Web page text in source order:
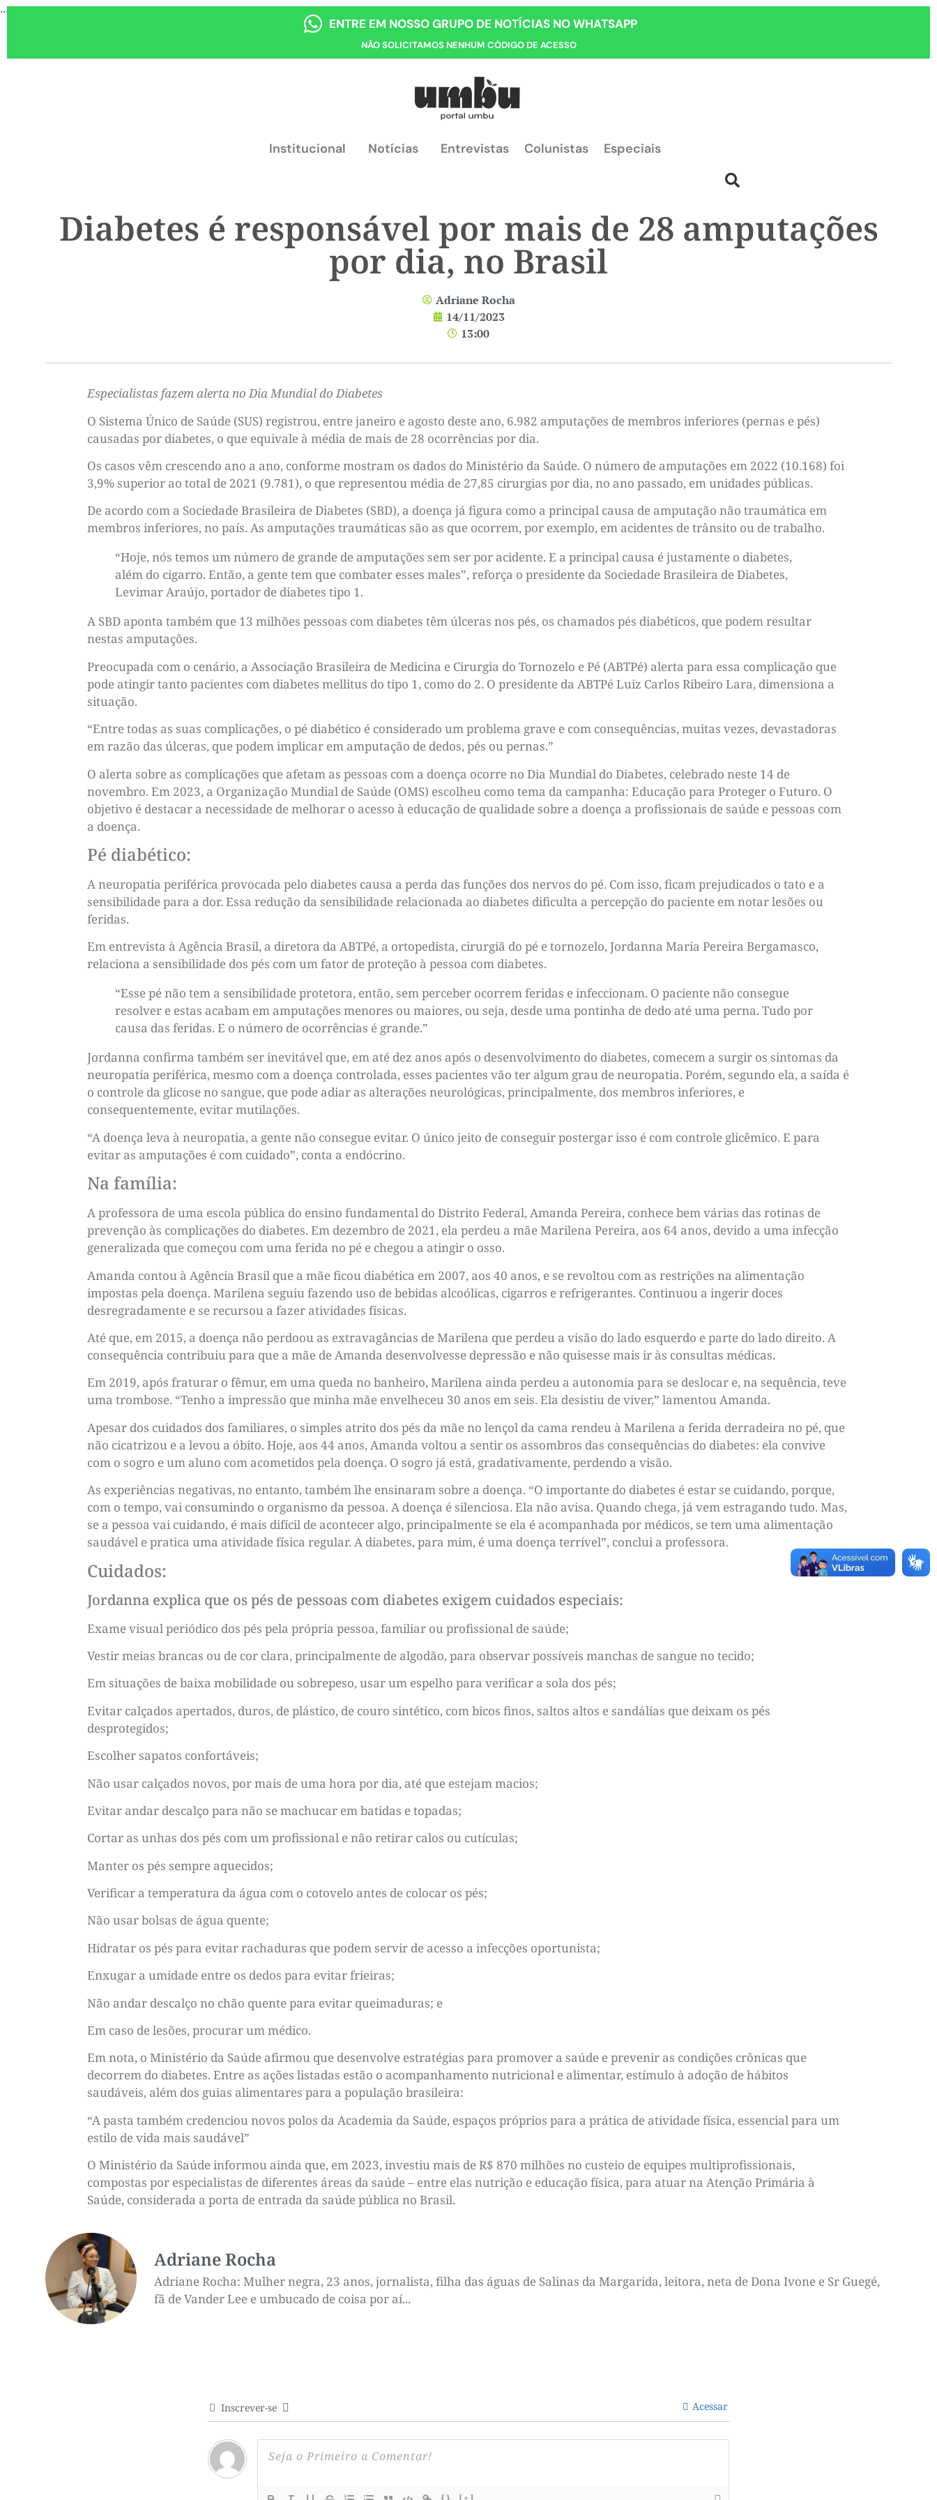
...
ENTRE EM NOSSO GRUPO DE NOTÍCIAS NO WHATSAPP
NÃO SOLICITAMOS NENHUM CÓDIGO DE ACESSO
Institucional Notícias Entrevistas Colunistas Especiais
Diabetes é responsável por mais de 28 amputações
por dia, no Brasil
Adriane Rocha
14/11/2023
13:00
Especialistas fazem alerta no Dia Mundial do Diabetes
O Sistema Único de Saúde (SUS) registrou, entre janeiro e agosto deste ano, 6.982 amputações de membros inferiores (pernas e pés)
causadas por diabetes, o que equivale à média de mais de 28 ocorrências por dia.
Os casos vêm crescendo ano a ano, conforme mostram os dados do Ministério da Saúde. O número de amputações em 2022 (10.168) foi
3,9% superior ao total de 2021 (9.781), o que representou média de 27,85 cirurgias por dia, no ano passado, em unidades públicas.
De acordo com a Sociedade Brasileira de Diabetes (SBD), a doença já figura como a principal causa de amputação não traumática em
membros inferiores, no país. As amputações traumáticas são as que ocorrem, por exemplo, em acidentes de trânsito ou de trabalho.
“Hoje, nós temos um número de grande de amputações sem ser por acidente. E a principal causa é justamente o diabetes,
além do cigarro. Então, a gente tem que combater esses males”, reforça o presidente da Sociedade Brasileira de Diabetes,
Levimar Araújo, portador de diabetes tipo 1.
A SBD aponta também que 13 milhões pessoas com diabetes têm úlceras nos pés, os chamados pés diabéticos, que podem resultar
nestas amputações.
Preocupada com o cenário, a Associação Brasileira de Medicina e Cirurgia do Tornozelo e Pé (ABTPé) alerta para essa complicação que
pode atingir tanto pacientes com diabetes mellitus do tipo 1, como do 2. O presidente da ABTPé Luiz Carlos Ribeiro Lara, dimensiona a
situação.
“Entre todas as suas complicações, o pé diabético é considerado um problema grave e com consequências, muitas vezes, devastadoras
em razão das úlceras, que podem implicar em amputação de dedos, pés ou pernas.”
O alerta sobre as complicações que afetam as pessoas com a doença ocorre no Dia Mundial do Diabetes, celebrado neste 14 de
novembro. Em 2023, a Organização Mundial de Saúde (OMS) escolheu como tema da campanha: Educação para Proteger o Futuro. O
objetivo é destacar a necessidade de melhorar o acesso à educação de qualidade sobre a doença a profissionais de saúde e pessoas com
a doença.
Pé diabético:
A neuropatia periférica provocada pelo diabetes causa a perda das funções dos nervos do pé. Com isso, ficam prejudicados o tato e a
sensibilidade para a dor. Essa redução da sensibilidade relacionada ao diabetes dificulta a percepção do paciente em notar lesões ou
feridas.
Em entrevista à Agência Brasil, a diretora da ABTPé, a ortopedista, cirurgiã do pé e tornozelo, Jordanna Maria Pereira Bergamasco,
relaciona a sensibilidade dos pés com um fator de proteção à pessoa com diabetes.
“Esse pé não tem a sensibilidade protetora, então, sem perceber ocorrem feridas e infeccionam. O paciente não consegue
resolver e estas acabam em amputações menores ou maiores, ou seja, desde uma pontinha de dedo até uma perna. Tudo por
causa das feridas. E o número de ocorrências é grande.”
Jordanna confirma também ser inevitável que, em até dez anos após o desenvolvimento do diabetes, comecem a surgir os sintomas da
neuropatia periférica, mesmo com a doença controlada, esses pacientes vão ter algum grau de neuropatia. Porém, segundo ela, a saída é
o controle da glicose no sangue, que pode adiar as alterações neurológicas, principalmente, dos membros inferiores, e
consequentemente, evitar mutilações.
“A doença leva à neuropatia, a gente não consegue evitar. O único jeito de conseguir postergar isso é com controle glicêmico. E para
evitar as amputações é com cuidado”, conta a endócrino.
Na família:
A professora de uma escola pública do ensino fundamental do Distrito Federal, Amanda Pereira, conhece bem várias das rotinas de
prevenção às complicações do diabetes. Em dezembro de 2021, ela perdeu a mãe Marilena Pereira, aos 64 anos, devido a uma infecção
generalizada que começou com uma ferida no pé e chegou a atingir o osso.
Amanda contou à Agência Brasil que a mãe ficou diabética em 2007, aos 40 anos, e se revoltou com as restrições na alimentação
impostas pela doença. Marilena seguiu fazendo uso de bebidas alcoólicas, cigarros e refrigerantes. Continuou a ingerir doces
desregradamente e se recursou a fazer atividades físicas.
Até que, em 2015, a doença não perdoou as extravagâncias de Marilena que perdeu a visão do lado esquerdo e parte do lado direito. A
consequência contribuiu para que a mãe de Amanda desenvolvesse depressão e não quisesse mais ir às consultas médicas.
Em 2019, após fraturar o fêmur, em uma queda no banheiro, Marilena ainda perdeu a autonomia para se deslocar e, na sequência, teve
uma trombose. “Tenho a impressão que minha mãe envelheceu 30 anos em seis. Ela desistiu de viver,” lamentou Amanda.
Apesar dos cuidados dos familiares, o simples atrito dos pés da mãe no lençol da cama rendeu à Marilena a ferida derradeira no pé, que
não cicatrizou e a levou a óbito. Hoje, aos 44 anos, Amanda voltou a sentir os assombros das consequências do diabetes: ela convive
com o sogro e um aluno com acometidos pela doença. O sogro já está, gradativamente, perdendo a visão.
As experiências negativas, no entanto, também lhe ensinaram sobre a doença. “O importante do diabetes é estar se cuidando, porque,
com o tempo, vai consumindo o organismo da pessoa. A doença é silenciosa. Ela não avisa. Quando chega, já vem estragando tudo. Mas,
se a pessoa vai cuidando, é mais difícil de acontecer algo, principalmente se ela é acompanhada por médicos, se tem uma alimentação
saudável e pratica uma atividade física regular. A diabetes, para mim, é uma doença terrível”, conclui a professora.
Cuidados:
Jordanna explica que os pés de pessoas com diabetes exigem cuidados especiais:
Exame visual periódico dos pés pela própria pessoa, familiar ou profissional de saúde;
Vestir meias brancas ou de cor clara, principalmente de algodão, para observar possíveis manchas de sangue no tecido;
Em situações de baixa mobilidade ou sobrepeso, usar um espelho para verificar a sola dos pés;
Evitar calçados apertados, duros, de plástico, de couro sintético, com bicos finos, saltos altos e sandálias que deixam os pés
desprotegidos;
Escolher sapatos confortáveis;
Não usar calçados novos, por mais de uma hora por dia, até que estejam macios;
Evitar andar descalço para não se machucar em batidas e topadas;
Cortar as unhas dos pés com um profissional e não retirar calos ou cutículas;
Manter os pés sempre aquecidos;
Verificar a temperatura da água com o cotovelo antes de colocar os pés;
Não usar bolsas de água quente;
Hidratar os pés para evitar rachaduras que podem servir de acesso a infecções oportunista;
Enxugar a umidade entre os dedos para evitar frieiras;
Não andar descalço no chão quente para evitar queimaduras; e
Em caso de lesões, procurar um médico.
Em nota, o Ministério da Saúde afirmou que desenvolve estratégias para promover a saúde e prevenir as condições crônicas que
decorrem do diabetes. Entre as ações listadas estão o acompanhamento nutricional e alimentar, estímulo à adoção de hábitos
saudáveis, além dos guias alimentares para a população brasileira:
“A pasta também credenciou novos polos da Academia da Saúde, espaços próprios para a prática de atividade física, essencial para um
estilo de vida mais saudável”
O Ministério da Saúde informou ainda que, em 2023, investiu mais de R$ 870 milhões no custeio de equipes multiprofissionais,
compostas por especialistas de diferentes áreas da saúde – entre elas nutrição e educação física, para atuar na Atenção Primária à
Saúde, considerada a porta de entrada da saúde pública no Brasil.
Adriane Rocha
Adriane Rocha: Mulher negra, 23 anos, jornalista, filha das águas de Salinas da Margarida, leitora, neta de Dona Ivone e Sr Guegé,
fã de Vander Lee e umbucado de coisa por aí...
Inscrever-se Acessar